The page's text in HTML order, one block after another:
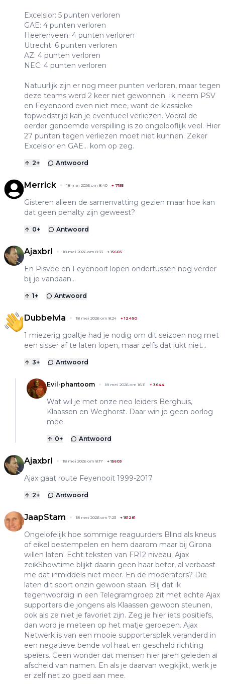
Excelsior: 5 punten verloren
GAE: 4 punten verloren
Heerenveen: 4 punten verloren
Utrecht: 6 punten verloren
AZ: 4 punten verloren
NEC: 4 punten verloren
Natuurlijk zijn er nog meer punten verloren, maar tegen
deze teams werd 2 keer niet gewonnen. Ik neem PSV
en Feyenoord even niet mee, want de klassieke
topwedstrijd kan je eventueel verliezen. Vooral de
eerder genoemde verspilling is zo ongelooflijk veel. Hier
27 punten tegen verliezen moet niet kunnen. Zeker
Excelsior en GAE... kom op zeg.
2+ Antwoord
Merrick 18 mei 2026 om 8:40 + 7155
Gisteren alleen de samenvatting gezien maar hoe kan
dat geen penalty zijn geweest?
0+ Antwoord
Ajaxbrl 18 mei 2026 om 8:33 +15603
En Pisvee en Feyenooit lopen ondertussen nog verder
bij je vandaan…
1+ Antwoord
Dubbelvla 18 mei 2026 om 8:24 +12490
1 miezerig goaltje had je nodig om dit seizoen nog met
een sisser af te laten lopen, maar zelfs dat lukt niet…
3+ Antwoord
Evil-phantoom 18 mei 2026 om 16:11 + 3644
Wat wil je met onze neo leiders Berghuis,
Klaassen en Weghorst. Daar win je geen oorlog
mee.
0+ Antwoord
Ajaxbrl 18 mei 2026 om 8:17 +15603
Ajax gaat route Feyenooit 1999-2017
2+ Antwoord
JaapStam 18 mei 2026 om 7:23 +151281
Ongelofelijk hoe sommige reaguurders Blind als kneus
of eikel bestempelen en hem daarom maar bij Girona
willen laten. Echt teksten van FR12 niveau. Ajax
zeikShowtime blijkt daarin geen haar beter, al verbaast
me dat inmiddels niet meer. En de moderators? Die
laten dit soort onzin gewoon staan. Blij dat ik
tegenwoordig in een Telegramgroep zit met echte Ajax
supporters die jongens als Klaassen gewoon steunen,
ook als ze niet je favoriet zijn. Zeg je hier iets positiefs,
dan word je meteen op het matje geroepen. Ajax
Netwerk is van een mooie supportersplek veranderd in
een negatieve bende vol haat en gescheld richting
spelers. Geen wonder dat mensen hier jaren geleden al
afscheid van namen. En als je daarvan wegkijkt, werk je
er zelf net zo goed aan mee.